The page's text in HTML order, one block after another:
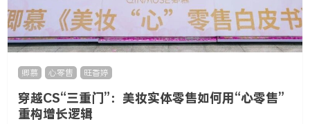
卿慕 心零售 旺香婷
穿越CS“三重门”：美妆实体零售如何用“心零售”
重构增长逻辑